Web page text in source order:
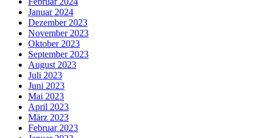
Januar 2024
Dezember 2023
November 2023
Oktober 2023
September 2023
August 2023
Juli 2023
Juni 2023
Mai 2023
April 2023
März 2023
Februar 2023